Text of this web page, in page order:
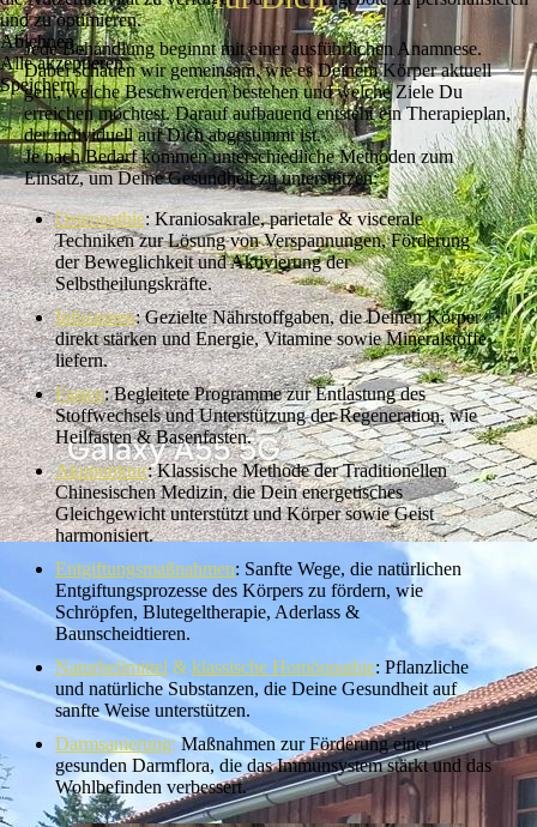
Jede Behandlung beginnt mit einer ausführlichen Anamnese.
Dabei schauen wir gemeinsam, wie es Deinem Körper aktuell
geht, welche Beschwerden bestehen und welche Ziele Du
erreichen möchtest. Darauf aufbauend entsteht ein Therapieplan,
der individuell auf Dich abgestimmt ist.
Je nach Bedarf kommen unterschiedliche Methoden zum
Einsatz, um Deine Gesundheit zu unterstützen:
Osteopathie: Kraniosakrale, parietale & viscerale
Techniken zur Lösung von Verspannungen, Förderung
der Beweglichkeit und Aktivierung der
Selbstheilungskräfte.
Infusionen: Gezielte Nährstoffgaben, die Deinen Körper
direkt stärken und Energie, Vitamine sowie Mineralstoffe
liefern.
Fasten: Begleitete Programme zur Entlastung des
Stoffwechsels und Unterstützung der Regeneration, wie
Heilfasten & Basenfasten.
Akupunktur: Klassische Methode der Traditionellen
Chinesischen Medizin, die Dein energetisches
Gleichgewicht unterstützt und Körper sowie Geist
harmonisiert.
Entgiftungsmaßnahmen: Sanfte Wege, die natürlichen
Entgiftungsprozesse des Körpers zu fördern, wie
Schröpfen, Blutegeltherapie, Aderlass &
Baunscheidtieren.
Naturheilmittel & klassische Homöopathie: Pflanzliche
und natürliche Substanzen, die Deine Gesundheit auf
sanfte Weise unterstützen.
Darmsanierung:Maßnahmen zur Förderung einer
gesunden Darmflora, die das Immunsystem stärkt und das
Wohlbefinden verbessert.
und zu optimieren.
Ablehnen
Alle akzeptieren
Speichern